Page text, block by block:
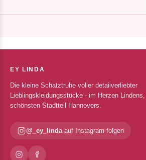
EY LINDA
Die kleine Schatztruhe voller detailverliebter
Lieblingskleidungsstücke - im Herzen Lindens,
schönsten Stadtteil Hannovers.
@_ey_lindaauf Instagram folgen